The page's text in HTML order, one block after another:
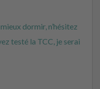
dormir, n’hésitez
testé la TCC, je serai